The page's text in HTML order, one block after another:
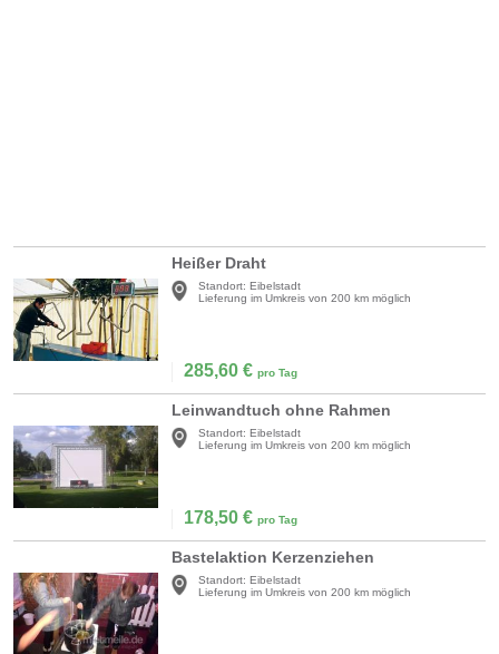
Heißer Draht
Standort: Eibelstadt
Lieferung im Umkreis von 200 km möglich
285,60 € pro Tag
Leinwandtuch ohne Rahmen
Standort: Eibelstadt
Lieferung im Umkreis von 200 km möglich
178,50 € pro Tag
Bastelaktion Kerzenziehen
Standort: Eibelstadt
Lieferung im Umkreis von 200 km möglich